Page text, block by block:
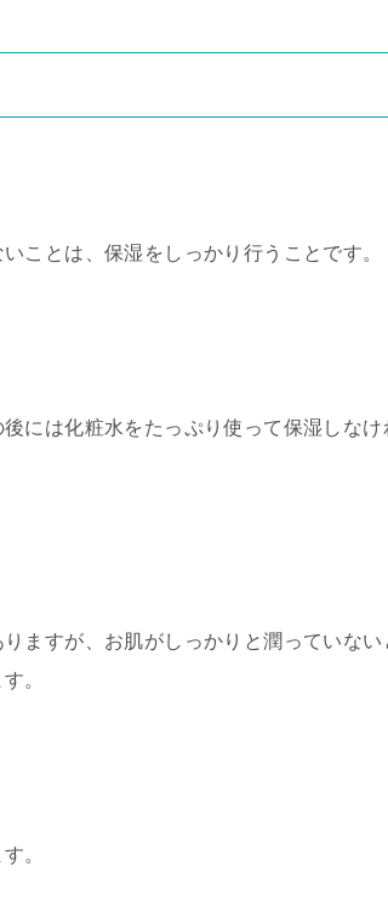
ことは、保湿をしっかり行うことです。
には化粧水をたっぷり使って保湿しなけ
ますが、お肌がしっかりと潤っていない
。
。